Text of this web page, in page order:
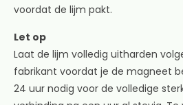
voordat de lijm pakt.
Let op
Laat de lijm volledig uitharden
fabrikant voordat je de magneet
24 uur nodig voor de volledige